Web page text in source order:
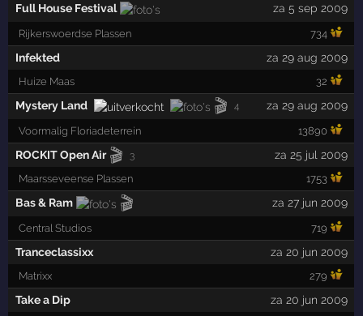
Full House Festival za 5 sep 2009
Rijkerswoerdse Plassen 734
Infekted za 29 aug 2009
Huize Maas 32
Mystery Land 🎬 4 za 29 aug 2009
Voormalig Floriadeterrein 13890
ROCKIT Open Air 🎬 3 za 25 jul 2009
Maarsseveense Plassen 1753
Bas & Ram 🎬 za 27 jun 2009
Central Studios 719
Tranceclassixx za 20 jun 2009
Matrixx 279
Take a Dip za 20 jun 2009